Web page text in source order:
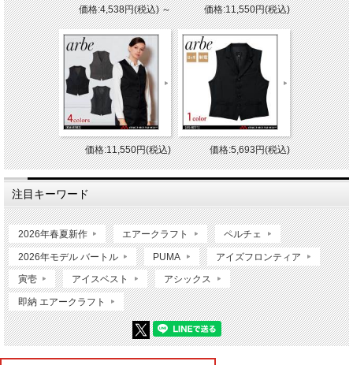
価格:4,538円(税込)～ 価格:11,550円(税込)
価格:11,550円(税込) 価格:5,693円(税込)
注目キーワード
2026年春夏新作 エアークラフト ペルチェ
2026年モデル バートル PUMA アイズフロンティア
寅壱 アイスベスト アシックス
即納 エアークラフト